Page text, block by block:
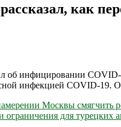
как
об инфицировании
инфекцией COVID-19.
Москвы смягчить
ограничения для турецких